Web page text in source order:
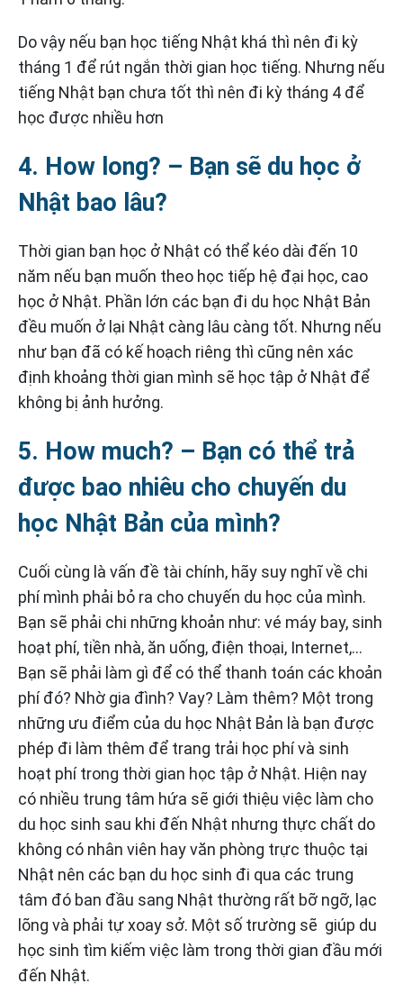
Do vậy nếu bạn học tiếng Nhật khá thì nên đi kỳ
tháng 1 để rút ngắn thời gian học tiếng. Nhưng nếu
tiếng Nhật bạn chưa tốt thì nên đi kỳ tháng 4 để
học được nhiều hơn
4. How long? – Bạn sẽ du học ở
Nhật bao lâu?
Thời gian bạn học ở Nhật có thể kéo dài đến 10
năm nếu bạn muốn theo học tiếp hệ đại học, cao
học ở Nhật. Phần lớn các bạn đi du học Nhật Bản
đều muốn ở lại Nhật càng lâu càng tốt. Nhưng nếu
như bạn đã có kế hoạch riêng thì cũng nên xác
định khoảng thời gian mình sẽ học tập ở Nhật để
không bị ảnh hưởng.
5. How much? – Bạn có thể trả
được bao nhiêu cho chuyến du
học Nhật Bản của mình?
Cuối cùng là vấn đề tài chính, hãy suy nghĩ về chi
phí mình phải bỏ ra cho chuyến du học của mình.
Bạn sẽ phải chi những khoản như: vé máy bay, sinh
hoạt phí, tiền nhà, ăn uống, điện thoại, Internet,…
Bạn sẽ phải làm gì để có thể thanh toán các khoản
phí đó? Nhờ gia đình? Vay? Làm thêm? Một trong
những ưu điểm của du học Nhật Bản là bạn được
phép đi làm thêm để trang trải học phí và sinh
hoạt phí trong thời gian học tập ở Nhật. Hiện nay
có nhiều trung tâm hứa sẽ giới thiệu việc làm cho
du học sinh sau khi đến Nhật nhưng thực chất do
không có nhân viên hay văn phòng trực thuộc tại
Nhật nên các bạn du học sinh đi qua các trung
tâm đó ban đầu sang Nhật thường rất bỡ ngỡ, lạc
lõng và phải tự xoay sở. Một số trường sẽ giúp du
học sinh tìm kiếm việc làm trong thời gian đầu mới
đến Nhật.